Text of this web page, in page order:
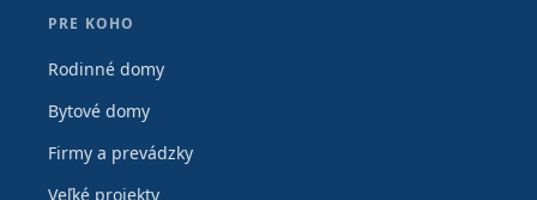
PRE KOHO
Rodinné domy
Bytové domy
Firmy a prevádzky
Veľké projekty